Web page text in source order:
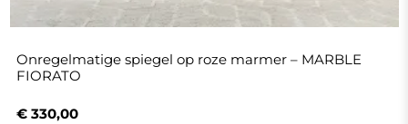
Onregelmatige spiegel op roze marmer – MARBLE
FIORATO
€ 330,00